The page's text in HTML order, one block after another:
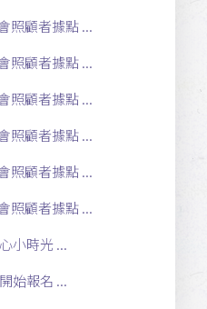
照顧者據點 ...
照顧者據點 ...
照顧者據點 ...
照顧者據點 ...
照顧者據點 ...
照顧者據點 ...
小時光 ...
始報名 ...